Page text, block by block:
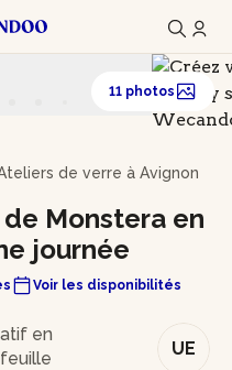
de verre à Avignon
Monstera en
journée
Voir les disponibilités
11 photos
UE
en